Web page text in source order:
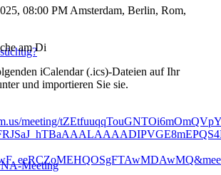
Meeting
08:00 PM Amsterdam, Berlin, Rom,
am Di
iCalendar (.ics)-Dateien auf Ihr
und importieren Sie sie.
meeting/